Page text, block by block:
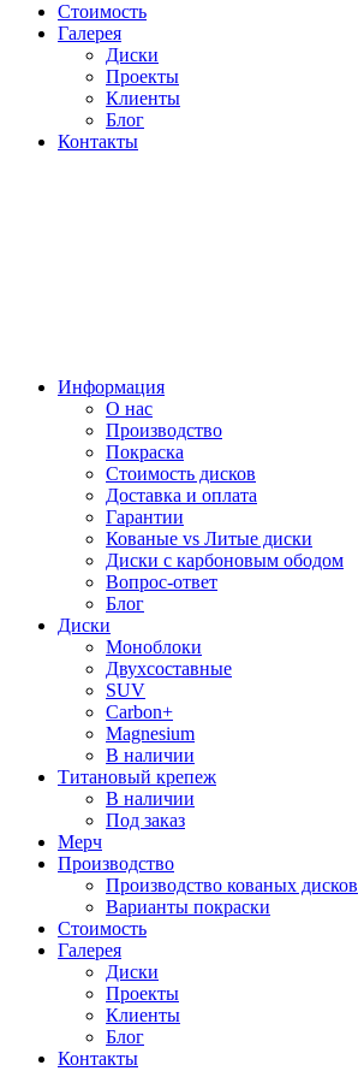
Стоимость
Галерея
Диски
Проекты
Клиенты
Блог
Контакты
Информация
О нас
Производство
Покраска
Стоимость дисков
Доставка и оплата
Гарантии
Кованые vs Литые диски
Диски с карбоновым ободом
Вопрос-ответ
Блог
Диски
Моноблоки
Двухсоставные
SUV
Carbon+
Magnesium
В наличии
Титановый крепеж
В наличии
Под заказ
Мерч
Производство
Производство кованых дисков
Варианты покраски
Стоимость
Галерея
Диски
Проекты
Клиенты
Блог
Контакты